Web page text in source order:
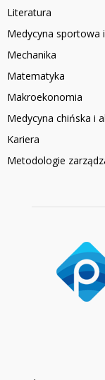
Literatura
Medycyna sportowa
Mechanika
Matematyka
Makroekonomia
Medycyna chińska i
Kariera
Metodologie